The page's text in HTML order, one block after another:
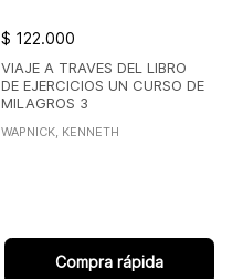
VIAJE A TRAVES DEL LIBRO
DE EJERCICIOS UN CURSO DE
MILAGROS 3
$ 122.000
WAPNICK, KENNETH
Compra rápida